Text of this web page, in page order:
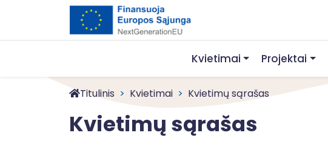
Kvietimai Projektai
Titulinis Kvietimai Kvietimų sąrašas
Kvietimų sąrašas